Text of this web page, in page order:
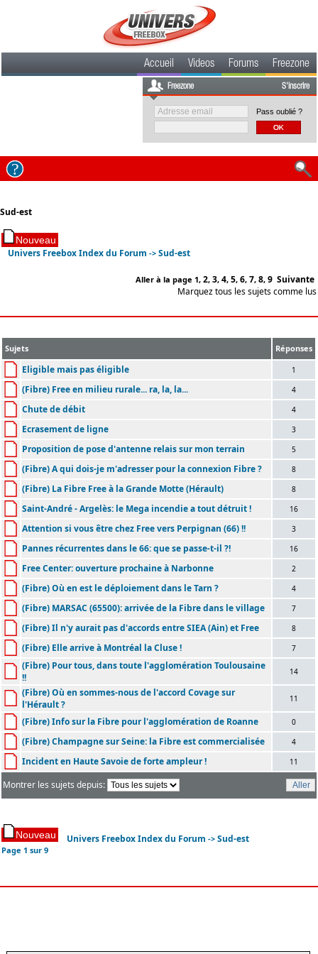
Accueil Videos Forums Freezone
Freezone S'inscrire
Pass oublié ?
Sud-est
Univers Freebox Index du Forum ->Sud-est
Aller à la page 1, 2, 3, 4, 5, 6, 7, 8, 9 Suivante
Marquez tous les sujets comme lus
Sujets Réponses
Eligible mais pas éligible 1
(Fibre) Free en milieu rurale... ra, la, la... 4
Chute de débit 4
Ecrasement de ligne 3
Proposition de pose d'antenne relais sur mon terrain 5
(Fibre) A qui dois-je m'adresser pour la connexion Fibre ? 8
(Fibre) La Fibre Free à la Grande Motte (Hérault) 8
Saint-André - Argelès: le Mega incendie a tout détruit ! 16
Attention si vous être chez Free vers Perpignan (66) !! 3
Pannes récurrentes dans le 66: que se passe-t-il ?! 16
Free Center: ouverture prochaine à Narbonne 2
(Fibre) Où en est le déploiement dans le Tarn ? 4
(Fibre) MARSAC (65500): arrivée de la Fibre dans le village 7
(Fibre) Il n'y aurait pas d'accords entre SIEA (Ain) et Free 8
(Fibre) Elle arrive à Montréal la Cluse ! 7
(Fibre) Pour tous, dans toute l'agglomération Toulousaine
!!
14
(Fibre) Où en sommes-nous de l'accord Covage sur
l'Hérault ?
11
(Fibre) Info sur la Fibre pour l'agglomération de Roanne 0
(Fibre) Champagne sur Seine: la Fibre est commercialisée 4
Incident en Haute Savoie de forte ampleur ! 11
Montrer les sujets depuis:
Univers Freebox Index du Forum ->Sud-est
Page1 sur9